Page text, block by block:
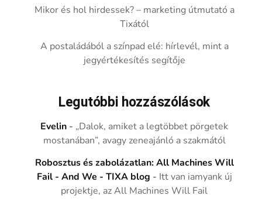
Mikor és hol hirdessek? – marketing útmutató a
Tixától
A postaládából a színpad elé: hírlevél, mint a
jegyértékesítés segítője
Legutóbbi hozzászólások
Evelin - „Dalok, amiket a legtöbbet pörgetek
mostanában”, avagy zeneajánló a szakmától
Robosztus és zabolázatlan: All Machines Will
Fail - And We - TIXA blog - Itt van iamyank új
projektje, az All Machines Will Fail